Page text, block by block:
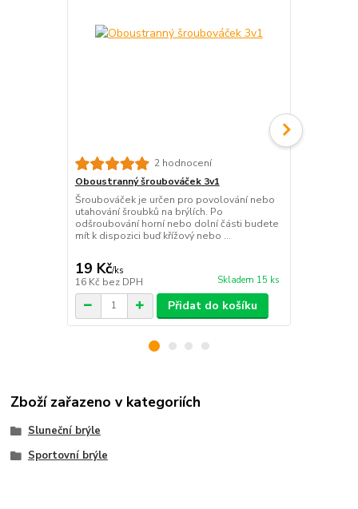
2 hodnocení
Oboustranný šroubováček 3v1
Šroubováček je určen pro povolování nebo
utahování šroubků na brýlích. Po
odšroubování horní nebo dolní části budete
mít k dispozici buď křížový nebo ...
19 Kč/ks
16 Kč bez DPH Skladem 15 ks
Přidat do košíku
Zboží zařazeno v kategoriích
Sluneční brýle
Sportovní brýle